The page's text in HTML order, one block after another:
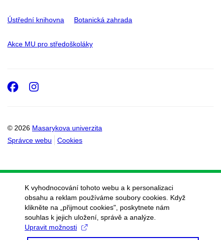
Ústřední knihovna Botanická zahrada
Akce MU pro středoškoláky
© 2026 Masarykova univerzita
Správce webu
Cookies
Facebook
Instagram
K vyhodnocování tohoto webu a k personalizaci
obsahu a reklam používáme soubory cookies. Když
klikněte na „přijmout cookies", poskytnete nám
souhlas k jejich uložení, správě a analýze.
Upravit možnosti